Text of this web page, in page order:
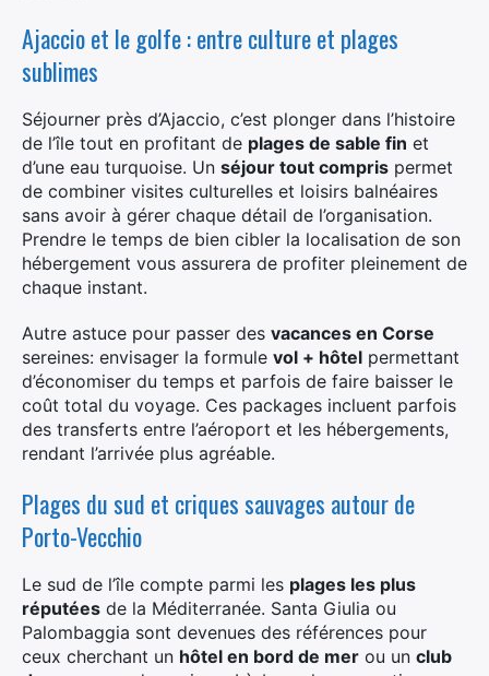
Ajaccio et le golfe : entre culture et plages
sublimes
Séjourner près d’Ajaccio, c’est plonger dans l’histoire
de l’île tout en profitant de plages de sable fin et
d’une eau turquoise. Un séjour tout compris permet
de combiner visites culturelles et loisirs balnéaires
sans avoir à gérer chaque détail de l’organisation.
Prendre le temps de bien cibler la localisation de son
hébergement vous assurera de profiter pleinement de
chaque instant.
Autre astuce pour passer des vacances en Corse
sereines: envisager la formule vol + hôtel permettant
d’économiser du temps et parfois de faire baisser le
coût total du voyage. Ces packages incluent parfois
des transferts entre l’aéroport et les hébergements,
rendant l’arrivée plus agréable.
Plages du sud et criques sauvages autour de
Porto-Vecchio
Le sud de l’île compte parmi les plages les plus
réputées de la Méditerranée. Santa Giulia ou
Palombaggia sont devenues des références pour
ceux cherchant un hôtel en bord de mer ou un club